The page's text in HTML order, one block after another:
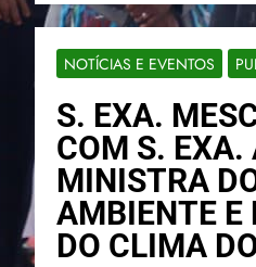
NOTÍCIAS E EVENTOS
S. EXA.
COM S. EXA.
MINISTRA
AMBIENTE E
DO CLIMA